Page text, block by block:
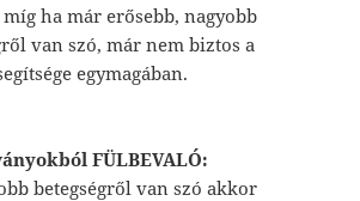
ha már erősebb, nagyobb
van szó, már nem biztos a
egymagában.
FÜLBEVALÓ:
betegségről van szó akkor